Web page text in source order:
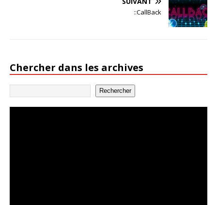
::CallBack
Chercher dans les archives
Rechercher